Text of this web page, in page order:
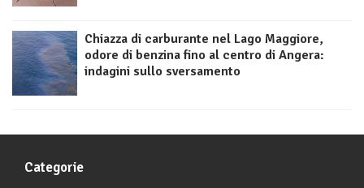
Chiazza di carburante nel Lago Maggiore,
odore di benzina fino al centro di Angera:
indagini sullo sversamento
Categorie